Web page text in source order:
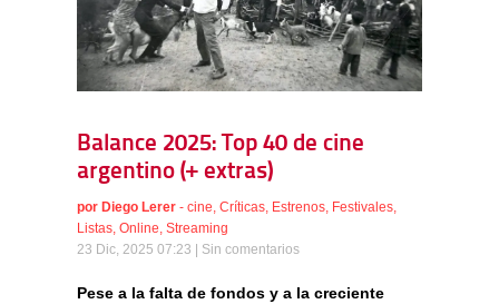
Balance 2025: Top 40 de cine
argentino (+ extras)
por Diego Lerer - cine, Críticas, Estrenos, Festivales,
Listas, Online, Streaming
23 Dic, 2025 07:23 | Sin comentarios
Pese a la falta de fondos y a la creciente